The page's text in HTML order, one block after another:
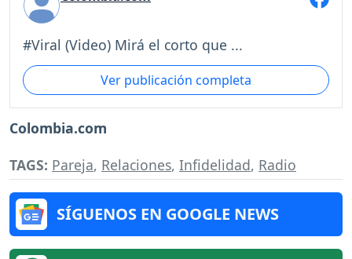
#Viral (Video) Mirá el corto que ...
Ver publicación completa
Colombia.com
TAGS: Pareja, Relaciones, Infidelidad, Radio
SÍGUENOS EN GOOGLE NEWS